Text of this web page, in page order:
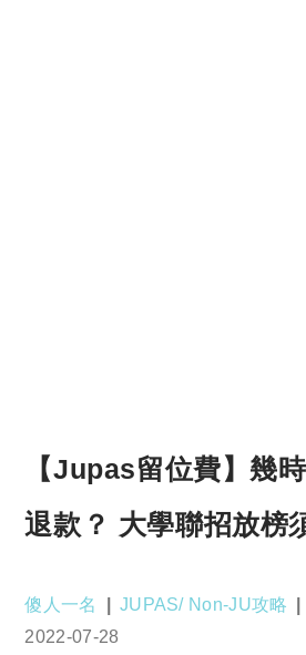
【Jupas留位費】幾
退款？ 大學聯招放榜
Post
author:
傻人一名
Post
JUPAS/ Non-JU攻略
Post
2022-07-28